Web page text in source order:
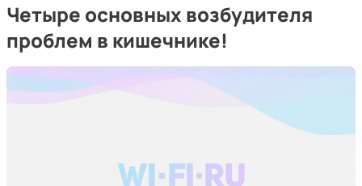
Четыре основных возбудителя
проблем в кишечнике!